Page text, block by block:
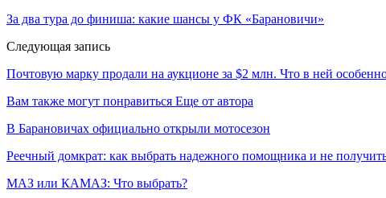
За два тура до финиша: какие шансы у ФК «Барановичи»
Следующая запись
Почтовую марку продали на аукционе за $2 млн. Что в ней
Вам также могут понравиться Еще от автора
В Барановичах официально открыли мотосезон
Реечный домкрат: как выбрать надежного помощника и не
МАЗ или КАМАЗ: Что выбрать?